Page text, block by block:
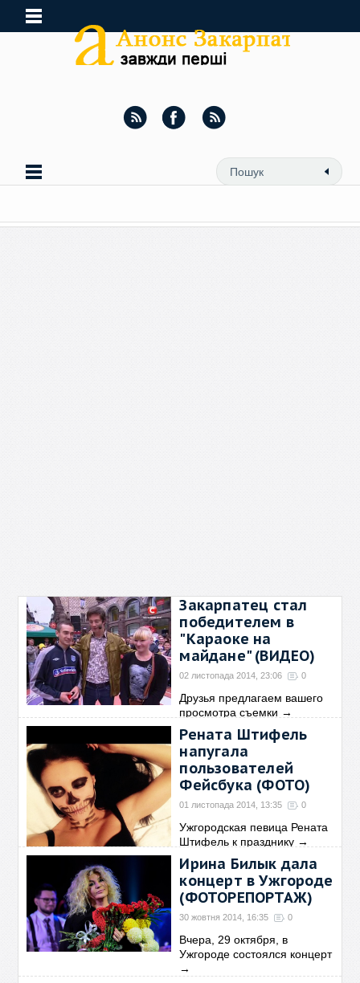
Закарпатец стал
победителем в
"Караоке на
майдане" (ВИДЕО)
02 листопада 2014, 23:06 0
Друзья предлагаем вашего
просмотра съемки →
Рената Штифель
напугала
пользователей
Фейсбука (ФОТО)
01 листопада 2014, 13:35 0
Ужгородская певица Рената
Штифель к празднику →
Ирина Билык дала
концерт в Ужгороде
(ФОТОРЕПОРТАЖ)
30 жовтня 2014, 16:35 0
Вчера, 29 октября, в
Ужгороде состоялся концерт
→